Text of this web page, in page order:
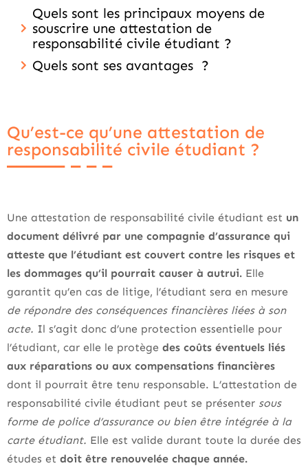
Quels sont les principaux moyens de
souscrire une attestation de
responsabilité civile étudiant ?
Quels sont ses avantages ?
Qu’est-ce qu’une attestation de
responsabilité civile étudiant ?
Une attestation de responsabilité civile étudiant est un
document délivré par une compagnie d’assurance qui
atteste que l’étudiant est couvert contre les risques et
les dommages qu’il pourrait causer à autrui. Elle
garantit qu’en cas de litige, l’étudiant sera en mesure
de répondre des conséquences financières liées à son
acte. Il s’agit donc d’une protection essentielle pour
l’étudiant, car elle le protège des coûts éventuels liés
aux réparations ou aux compensations financières
dont il pourrait être tenu responsable. L’attestation de
responsabilité civile étudiant peut se présenter sous
forme de police d’assurance ou bien être intégrée à la
carte étudiant. Elle est valide durant toute la durée des
études et doit être renouvelée chaque année.